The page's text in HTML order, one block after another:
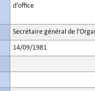
d'office
Secrétaire général de
14/09/1981